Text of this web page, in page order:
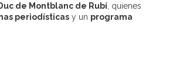
de Montblanc de Rubí, quienes
periodísticasy un programa